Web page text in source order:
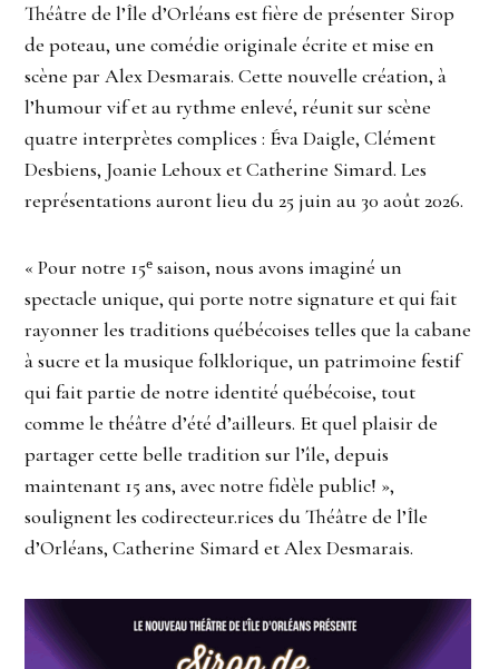
Théâtre de l’Île d’Orléans est fière de présenter Sirop
de poteau, une comédie originale écrite et mise en
scène par Alex Desmarais. Cette nouvelle création, à
l’humour vif et au rythme enlevé, réunit sur scène
quatre interprètes complices : Éva Daigle, Clément
Desbiens, Joanie Lehoux et Catherine Simard. Les
représentations auront lieu du 25 juin au 30 août 2026.
« Pour notre 15ᵉ saison, nous avons imaginé un
spectacle unique, qui porte notre signature et qui fait
rayonner les traditions québécoises telles que la cabane
à sucre et la musique folklorique, un patrimoine festif
qui fait partie de notre identité québécoise, tout
comme le théâtre d’été d’ailleurs. Et quel plaisir de
partager cette belle tradition sur l’île, depuis
maintenant 15 ans, avec notre fidèle public! »,
soulignent les codirecteur.rices du Théâtre de l’Île
d’Orléans, Catherine Simard et Alex Desmarais.